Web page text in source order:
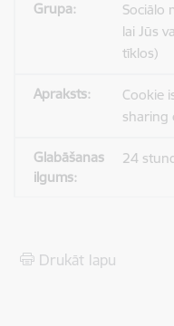
Sociālo
lai Jūs
tīklos)
Cookie
sharing
24
Drukāt lapu